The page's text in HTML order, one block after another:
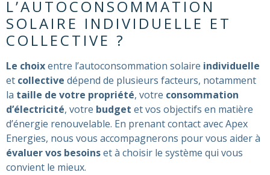
L’AUTOCONSOMMATION
SOLAIRE INDIVIDUELLE ET
COLLECTIVE ?
Le choixentre l’autoconsommation solaire individuelle
et collective dépend de plusieurs facteurs, notamment
la taille de votre propriété, votre consommation
d’électricité, votre budget et vos objectifs en matière
d’énergie renouvelable. En prenant contact avec Apex
Energies, nous vous accompagnerons pour vous aider à
évaluer vos besoinset à choisir le système qui vous
convient le mieux.